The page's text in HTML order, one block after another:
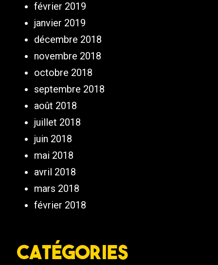
février 2019
janvier 2019
décembre 2018
novembre 2018
octobre 2018
septembre 2018
août 2018
juillet 2018
juin 2018
mai 2018
avril 2018
mars 2018
février 2018
Catégories